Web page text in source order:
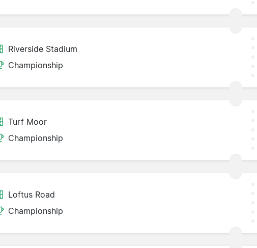
Riverside Stadium
Championship
Turf Moor
Championship
Loftus Road
Championship